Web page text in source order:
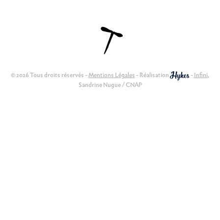
© 2026 Tous droits réservés -Mentions Légales - Réalisation - Infini,
Sandrine Nugue / CNAP